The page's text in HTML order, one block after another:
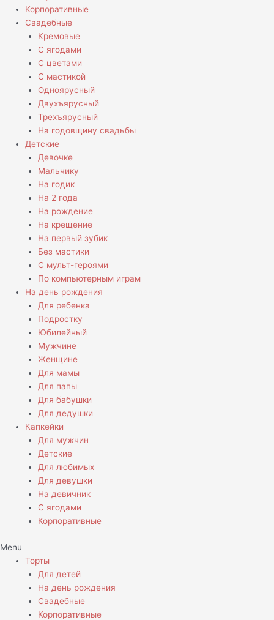
Корпоративные
Свадебные
Кремовые
С ягодами
С цветами
С мастикой
Одноярусный
Двухъярусный
Трехъярусный
На годовщину свадьбы
Детские
Девочке
Мальчику
На годик
На 2 года
На рождение
На крещение
На первый зубик
Без мастики
С мульт-героями
По компьютерным играм
На день рождения
Для ребенка
Подростку
Юбилейный
Мужчине
Женщине
Для мамы
Для папы
Для бабушки
Для дедушки
Капкейки
Для мужчин
Детские
Для любимых
Для девушки
На девичник
С ягодами
Корпоративные
Menu
Торты
Для детей
На день рождения
Свадебные
Корпоративные